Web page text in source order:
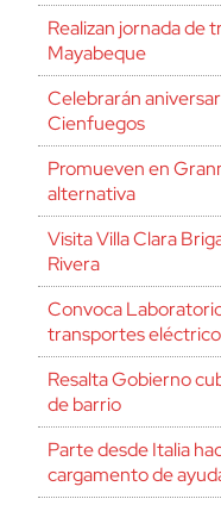
Realizan jornada de
Mayabeque
Celebrarán
Cienfuegos
Promueven en
alternativa
Visita Villa Clara
Rivera
Convoca
transportes
Resalta Gobierno
de barrio
Parte desde Italia
cargamento de